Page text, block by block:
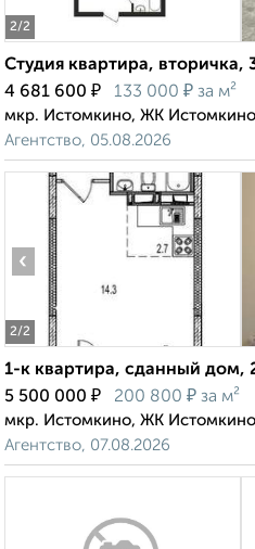
2/2
Студия квартира, вторичка,
4 681 600 ₽ 133 000 ₽ за м²
мкр. Истомкино, ЖК
Агентство, 05.08.2026
2/2
‹
1-к квартира, сданный дом,
5 500 000 ₽ 200 800 ₽ за м²
мкр. Истомкино, ЖК
Агентство, 07.08.2026